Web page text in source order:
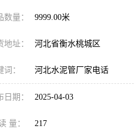
数量： 9999.00米
地址： 河北省衡水桃城区
词： 河北水泥管厂家电话
日期： 2025-04-03
量： 217